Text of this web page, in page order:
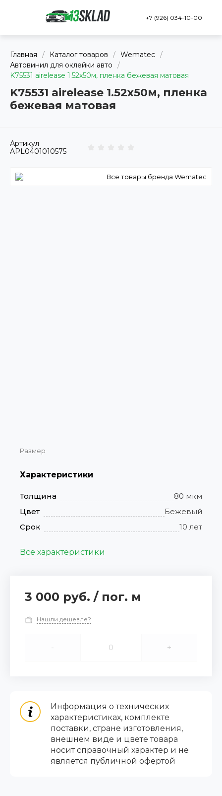
+7 (926) 034-10-00
Главная / Каталог товаров / Wematec /
Автовинил для оклейки авто
/
K75531 airelease 1.52х50м, пленка бежевая матовая
K75531 airelease 1.52х50м, пленка
бежевая матовая
Артикул
APL0401010575
Все товары бренда Wematec
Размер
Характеристики
Толщина
80 мкм
Цвет
Бежевый
Срок
10 лет
Все характеристики
3 000 руб. / пог. м
Нашли дешевле?
- +
Информация о технических
характеристиках, комплекте
поставки, стране изготовления,
внешнем виде и цвете товара
носит справочный характер и не
является публичной офертой